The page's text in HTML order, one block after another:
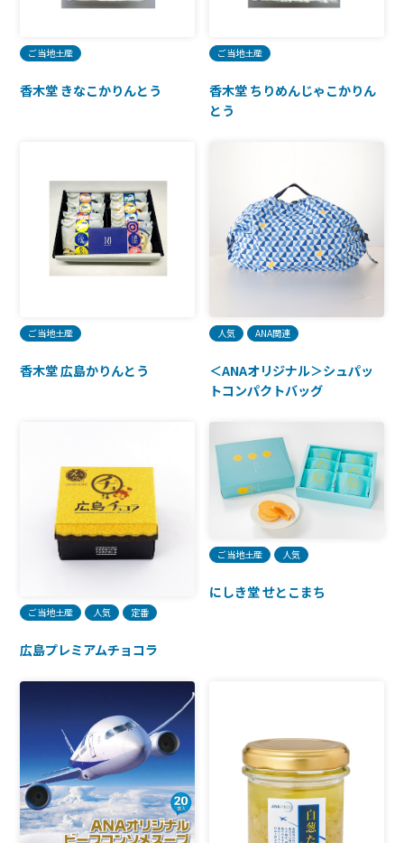
ご当地土産
香木堂 きなこかりんとう
ご当地土産
香木堂 ちりめんじゃこかりん
とう
ご当地土産
香木堂 広島かりんとう
人気 ANA関連
＜ANAオリジナル＞シュパッ
トコンパクトバッグ
ご当地土産 人気 定番
広島プレミアムチョコラ
ご当地土産 人気
にしき堂 せとこまち